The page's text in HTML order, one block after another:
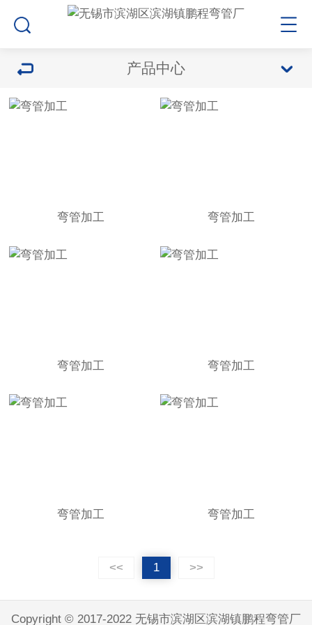
产品中心
弯管加工 弯管加工
弯管加工 弯管加工
弯管加工 弯管加工
<< 1 >>
Copyright © 2017-2022 无锡市滨湖区滨湖镇鹏程弯管厂